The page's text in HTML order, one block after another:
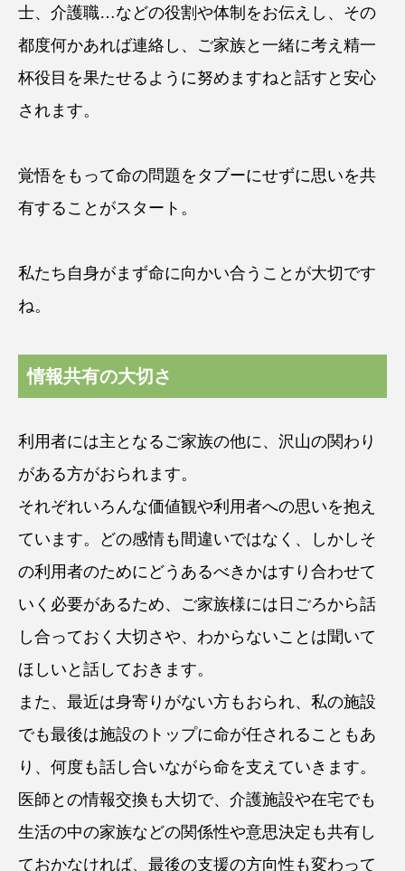
士、介護職…などの役割や体制をお伝えし、その
都度何かあれば連絡し、ご家族と一緒に考え精一
杯役目を果たせるように努めますねと話すと安心
されます。
覚悟をもって命の問題をタブーにせずに思いを共
有することがスタート。
私たち自身がまず命に向かい合うことが大切です
ね。
情報共有の大切さ
利用者には主となるご家族の他に、沢山の関わり
がある方がおられます。
それぞれいろんな価値観や利用者への思いを抱え
ています。どの感情も間違いではなく、しかしそ
の利用者のためにどうあるべきかはすり合わせて
いく必要があるため、ご家族様には日ごろから話
し合っておく大切さや、わからないことは聞いて
ほしいと話しておきます。
また、最近は身寄りがない方もおられ、私の施設
でも最後は施設のトップに命が任されることもあ
り、何度も話し合いながら命を支えていきます。
医師との情報交換も大切で、介護施設や在宅でも
生活の中の家族などの関係性や意思決定も共有し
ておかなければ、最後の支援の方向性も変わって